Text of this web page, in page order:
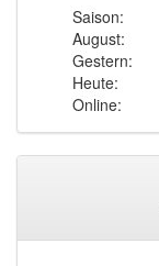
Saison:
August:
Gestern:
Heute:
Online: